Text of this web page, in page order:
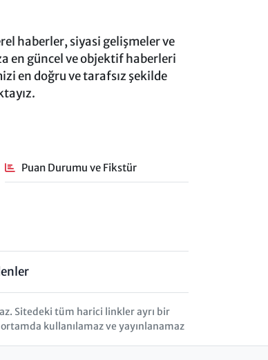
haberler, siyasi gelişmeler ve
en güncel ve objektif haberleri
en doğru ve tarafsız şekilde
Puan Durumu ve Fikstür
Sitedeki tüm harici linkler ayrı bir
kullanılamaz ve yayınlanamaz